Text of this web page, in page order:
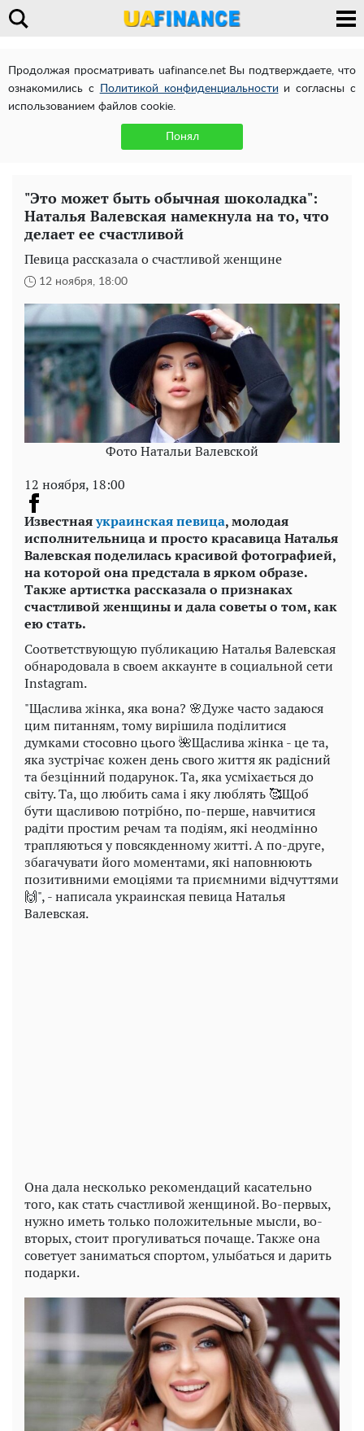
Продолжая просматривать uafinance.net Вы подтверждаете, что
ознакомились с
Политикой конфиденциальности и согласны с
использованием файлов cookie.
Понял
"Это может быть обычная шоколадка":
Наталья Валевская намекнула на то, что
делает ее счастливой
Певица рассказала о счастливой женщине
12 ноября, 18:00
Фото Натальи Валевской
12 ноября, 18:00
Известнаяукраинская певица, молодая
исполнительница и просто красавица Наталья
Валевская поделилась красивой фотографией,
на которой она предстала в ярком образе.
Также артистка рассказала о признаках
счастливой женщины и дала советы о том, как
ею стать.
Соответствующую публикацию Наталья Валевская
обнародовала в своем аккаунте в социальной сети
Instagram.
"Щаслива жінка, яка вона? 🌸Дуже часто задаюся
цим питанням, тому вирішила поділитися
думками стосовно цього 🌺Щаслива жінка - це та,
яка зустрічає кожен день свого життя як радісний
та безцінний подарунок. Та, яка усміхається до
світу. Та, що любить сама і яку люблять 🥰Щоб
бути щасливою потрібно, по-перше, навчитися
радіти простим речам та подіям, які неодмінно
трапляються у повсякденному житті. А по-друге,
збагачувати його моментами, які наповнюють
позитивними емоціями та приємними відчуттями
🙌", - написала украинская певица Наталья
Валевская.
Она дала несколько рекомендаций касательно
того, как стать счастливой женщиной. Во-первых,
нужно иметь только положительные мысли, во-
вторых, стоит прогуливаться почаще. Также она
советует заниматься спортом, улыбаться и дарить
подарки.